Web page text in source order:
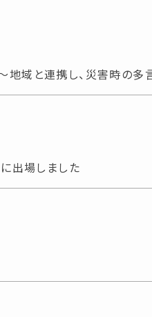
域と連携し、災害時の多
出場しました